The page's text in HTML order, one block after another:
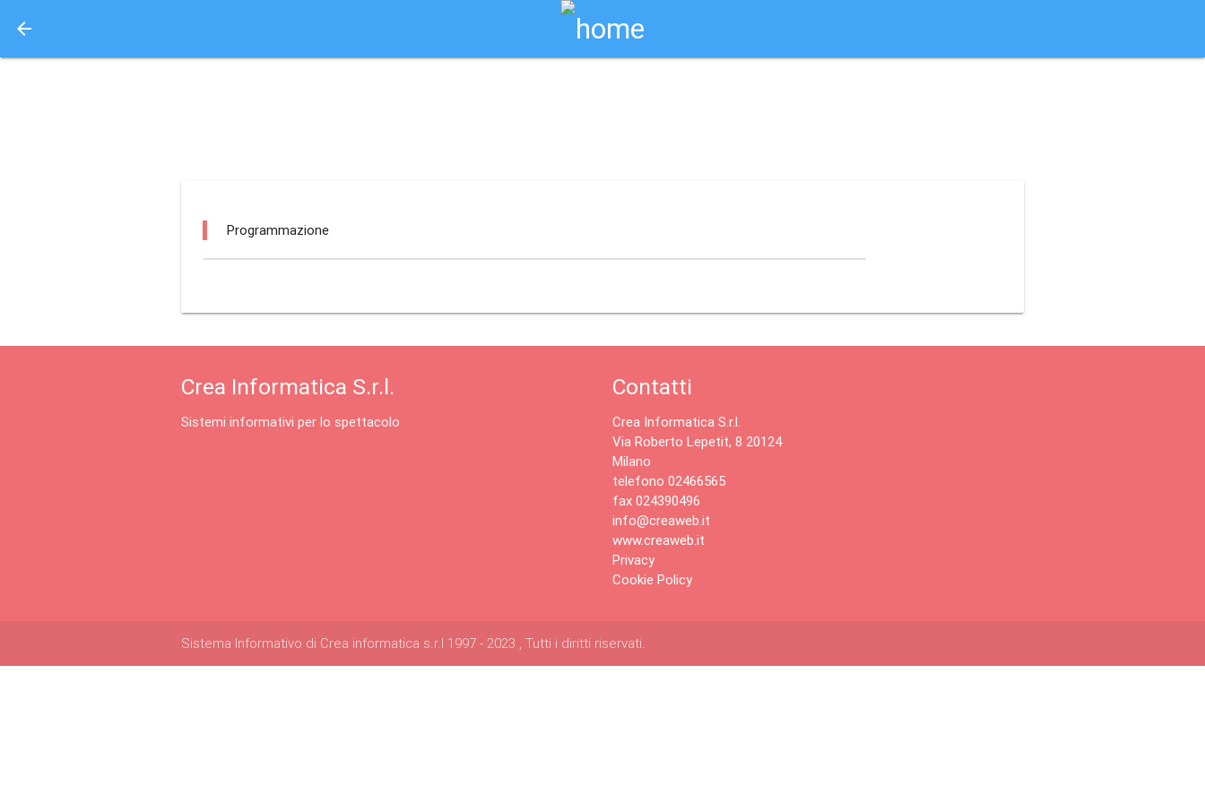
arrow_back
Programmazione
Crea Informatica S.r.l.
Sistemi informativi per lo spettacolo
Contatti
Crea Informatica S.r.l.
Via Roberto Lepetit, 8 20124
Milano
telefono 02466565
fax 024390496
info@creaweb.it
www.creaweb.it
Privacy
Cookie Policy
Sistema Informativo di Crea informatica s.r.l 1997 - 2023 , Tutti i diritti riservati.